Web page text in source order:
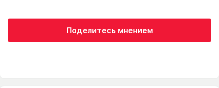
Поделитесь мнением